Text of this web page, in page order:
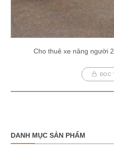
Cho thuê xe nâng người
ĐỌC
DANH MỤC SẢN PHẨM